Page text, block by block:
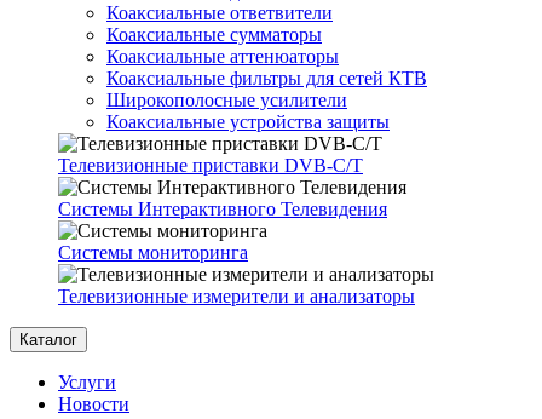
Коаксиальные ответвители
Коаксиальные сумматоры
Коаксиальные аттенюаторы
Коаксиальные фильтры для сетей КТВ
Широкополосные усилители
Коаксиальные устройства защиты
Телевизионные приставки DVB-C/T
Системы Интерактивного Телевидения
Системы мониторинга
Телевизионные измерители и анализаторы
Каталог
Услуги
Новости